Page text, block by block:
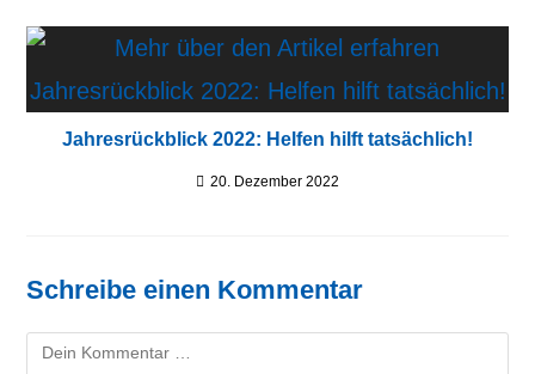
Jahresrückblick 2022: Helfen hilft tatsächlich!
20. Dezember 2022
Schreibe einen Kommentar
Kommentar